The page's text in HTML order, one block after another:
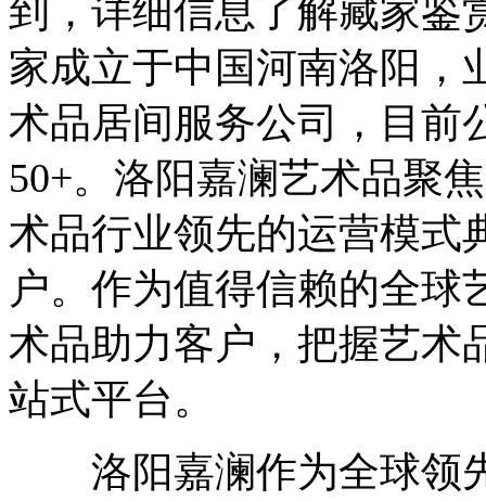
到，详细信息了解藏家鉴
家成立于中国河南洛阳，
术品居间服务公司，目前
50+。洛阳嘉澜艺术品聚
术品行业领先的运营模式
户。作为值得信赖的全球
术品助力客户，把握艺术
站式平台。
洛阳嘉澜作为全球领